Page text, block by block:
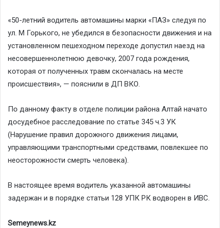
«50-летний водитель автомашины марки «ПАЗ» следуя по
ул. М Горького, не убедился в безопасности движения и на
установленном пешеходном переходе допустил наезд на
несовершеннолетнюю девочку, 2007 года рождения,
которая от полученных травм скончалась на месте
происшествия», — пояснили в ДП ВКО.
По данному факту в отделе полиции района Алтай начато
досудебное расследование по статье 345 ч.3 УК
(Нарушение правил дорожного движения лицами,
управляющими транспортными средствами, повлекшее по
неосторожности смерть человека).
В настоящее время водитель указанной автомашины
задержан и в порядке статьи 128 УПК РК водворен в ИВС.
Semeynews.kz